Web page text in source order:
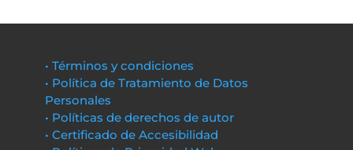
• Términos y condiciones
• Política de Tratamiento de Datos
Personales
• Políticas de derechos de autor
• Certificado de Accesibilidad